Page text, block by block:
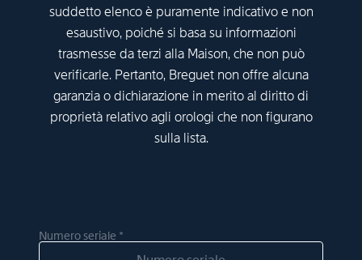
suddetto elenco è puramente indicativo e non
esaustivo, poiché si basa su informazioni
trasmesse da terzi alla Maison, che non può
verificarle. Pertanto, Breguet non offre alcuna
garanzia o dichiarazione in merito al diritto di
proprietà relativo agli orologi che non figurano
sulla lista.
Numero seriale *